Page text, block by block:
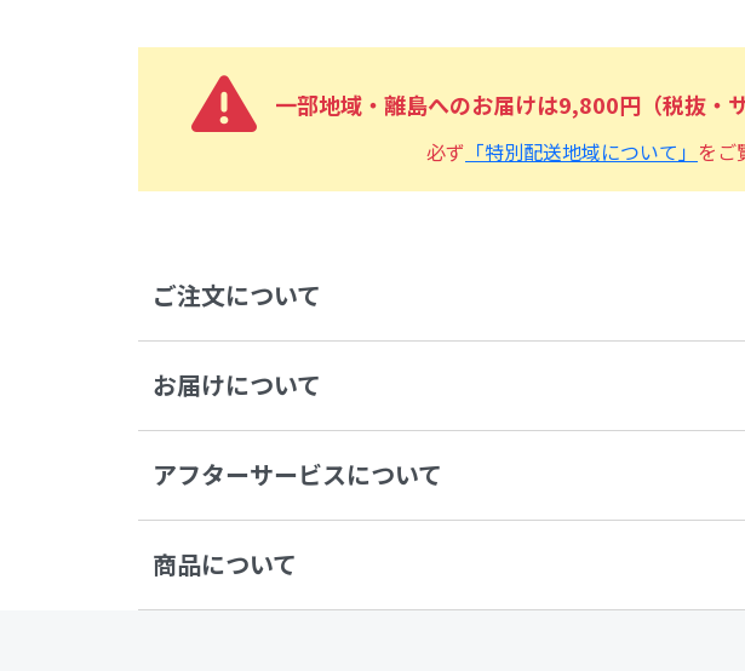
一部地域・離島へのお届けは9,800円（税抜・
必ず 「特別配送地域について」 をご
ご注文について
お届けについて
アフターサービスについて
商品について